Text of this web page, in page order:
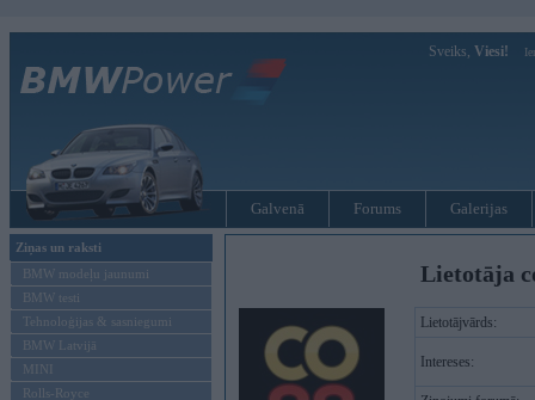
Sveiks, Viesi!
Galvenā Forums Galerijas
Ziņas un raksti
BMW modeļu jaunumi
BMW testi
Tehnoloģijas & sasniegumi
BMW Latvijā
MINI
Rolls-Royce
Lietotāja
Lietotājvārds:
Intereses: